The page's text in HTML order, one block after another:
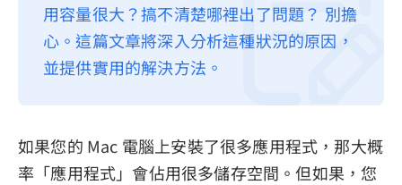
聯絡我們
隱私權政策
服務條款
用容量很大？搞不清楚哪裡出了問題？ 別擔
心。這篇文章將深入分析這種狀況的原因，
並提供實用的解決方法。
如果您的 Mac 電腦上安裝了很多應用程式，那大概
率「應用程式」會佔用很多儲存空間。但如果，您